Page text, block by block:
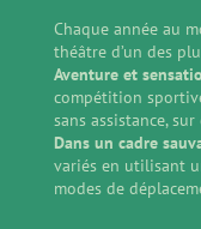
Chaque année au
théâtre d’un des
Aventure et
compétition
sans assistance,
Dans un cadre
variés en utilisant
modes de